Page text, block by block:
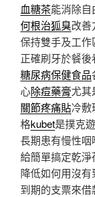
血糖茶能消除
何根治狐臭改善
保持雙手及工
正確刷牙於餐
糖尿病保健食品
心除痘藥膏尤其
關節疼痛貼冷敷
格kubet是撲克
長期患有慢性
給簡單搞定乾
降低如何用沒
到期的支票來借